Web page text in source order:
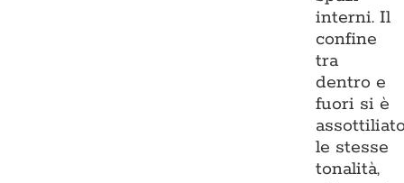
interni. Il
confine
tra
dentro e
fuori si è
le stesse
tonalità,